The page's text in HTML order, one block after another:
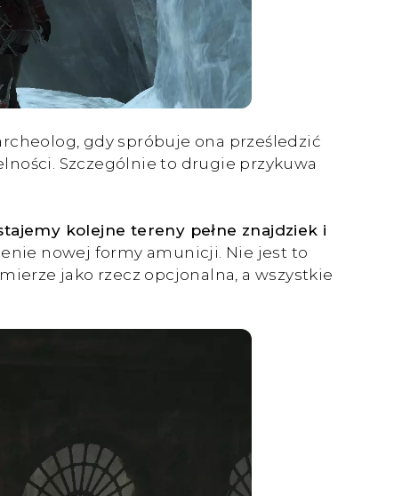
gdy spróbuje ona prześledzić
Szczególnie to drugie przykuwa
kolejne tereny pełne znajdziek i
nowej formy amunicji. Nie jest to
jako rzecz opcjonalna, a wszystkie